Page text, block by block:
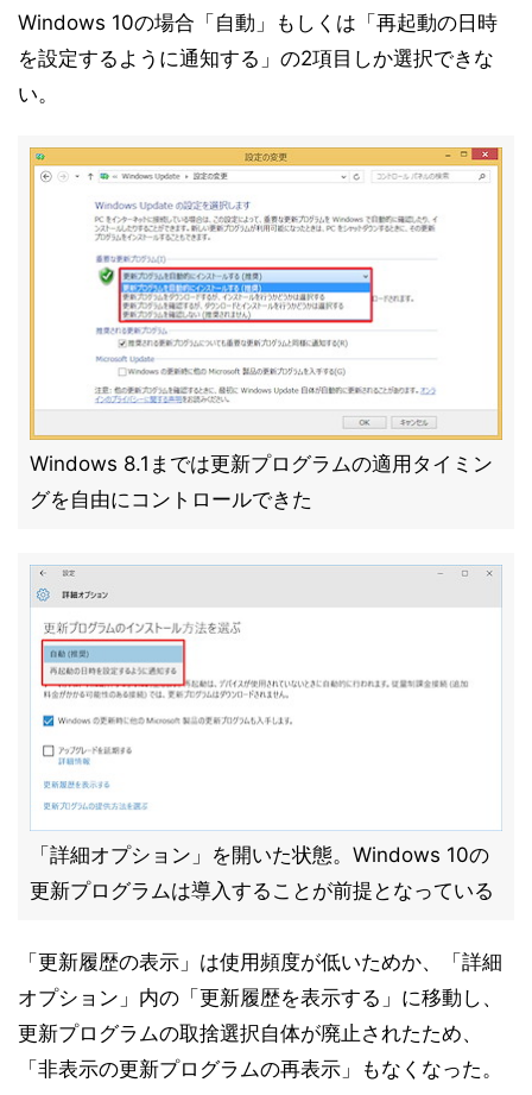
Windows 10の場合「自動」もしくは「再起動の日時
を設定するように通知する」の2項目しか選択できな
い。
Windows 8.1までは更新プログラムの適用タイミン
グを自由にコントロールできた
「詳細オプション」を開いた状態。Windows 10の
更新プログラムは導入することが前提となっている
「更新履歴の表示」は使用頻度が低いためか、「詳細
オプション」内の「更新履歴を表示する」に移動し、
更新プログラムの取捨選択自体が廃止されたため、
「非表示の更新プログラムの再表示」もなくなった。